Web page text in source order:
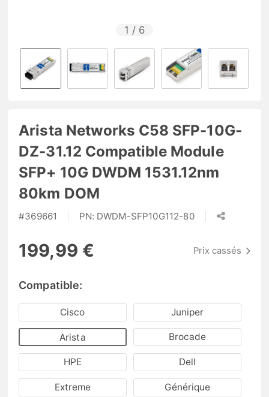
1 / 6
Arista Networks C58 SFP-10G-
DZ-31.12 Compatible Module
SFP+ 10G DWDM 1531.12nm
80km DOM
#369661 PN: DWDM-SFP10G112-80
199,99 € Prix cassés
Compatible:
Cisco Juniper
Arista Brocade
HPE Dell
Extreme Générique